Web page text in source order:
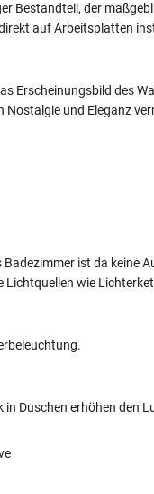
Bestandteil, der
auf Arbeitsplatten
Erscheinungsbild des
und Eleganz
ist da
wie
Duschen erhöhen den